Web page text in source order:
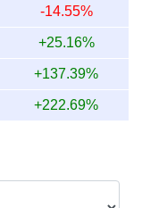
-14.55%
+25.16%
+137.39%
+222.69%